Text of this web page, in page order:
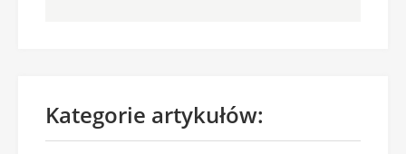
Kategorie artykułów: